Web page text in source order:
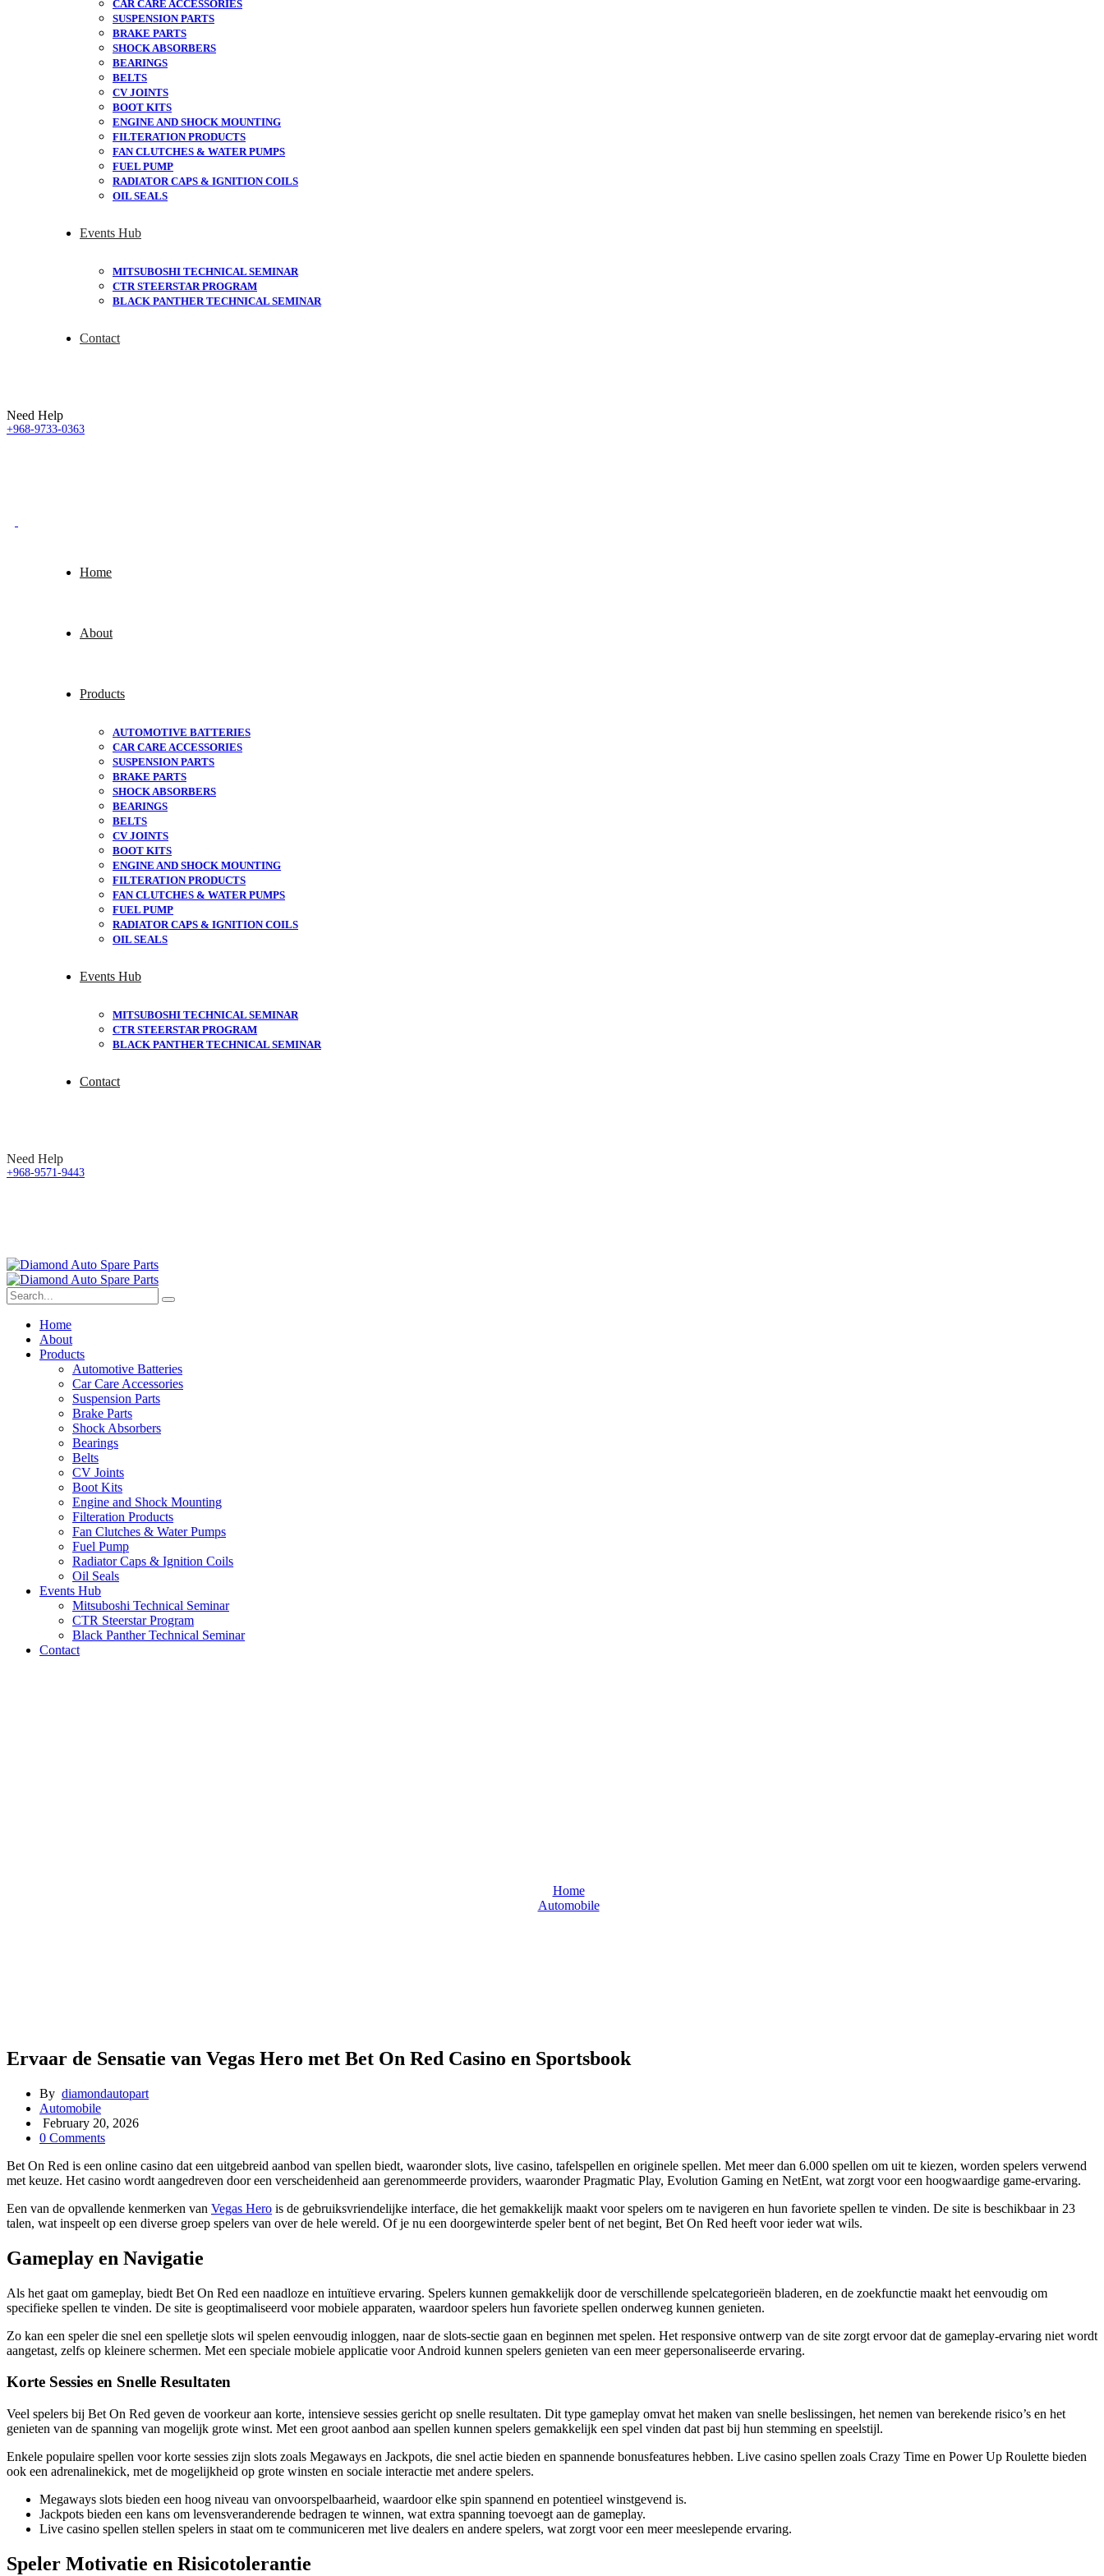
CAR CARE ACCESSORIES
SUSPENSION PARTS
BRAKE PARTS
SHOCK ABSORBERS
BEARINGS
BELTS
CV JOINTS
BOOT KITS
ENGINE AND SHOCK MOUNTING
FILTERATION PRODUCTS
FAN CLUTCHES & WATER PUMPS
FUEL PUMP
RADIATOR CAPS & IGNITION COILS
OIL SEALS
Events Hub
MITSUBOSHI TECHNICAL SEMINAR
CTR STEERSTAR PROGRAM
BLACK PANTHER TECHNICAL SEMINAR
Contact
Need Help
+968-9733-0363
Home
About
Products
AUTOMOTIVE BATTERIES
CAR CARE ACCESSORIES
SUSPENSION PARTS
BRAKE PARTS
SHOCK ABSORBERS
BEARINGS
BELTS
CV JOINTS
BOOT KITS
ENGINE AND SHOCK MOUNTING
FILTERATION PRODUCTS
FAN CLUTCHES & WATER PUMPS
FUEL PUMP
RADIATOR CAPS & IGNITION COILS
OIL SEALS
Events Hub
MITSUBOSHI TECHNICAL SEMINAR
CTR STEERSTAR PROGRAM
BLACK PANTHER TECHNICAL SEMINAR
Contact
Need Help
+968-9571-9443
Home
About
Products
Automotive Batteries
Car Care Accessories
Suspension Parts
Brake Parts
Shock Absorbers
Bearings
Belts
CV Joints
Boot Kits
Engine and Shock Mounting
Filteration Products
Fan Clutches & Water Pumps
Fuel Pump
Radiator Caps & Ignition Coils
Oil Seals
Events Hub
Mitsuboshi Technical Seminar
CTR Steerstar Program
Black Panther Technical Seminar
Contact
Home
Automobile
Ervaar de Sensatie van Vegas Hero met Bet On Red Casino en Sportsbook
By diamondautopart
Automobile
February 20, 2026
0 Comments
Bet On Red is een online casino dat een uitgebreid aanbod van spellen biedt, waaronder slots, live casino, tafelspellen en originele spellen. Met meer dan 6.000 spellen om uit te kiezen, worden spelers verwend
met keuze. Het casino wordt aangedreven door een verscheidenheid aan gerenommeerde providers, waaronder Pragmatic Play, Evolution Gaming en NetEnt, wat zorgt voor een hoogwaardige game-ervaring.
Een van de opvallende kenmerken van Vegas Hero is de gebruiksvriendelijke interface, die het gemakkelijk maakt voor spelers om te navigeren en hun favoriete spellen te vinden. De site is beschikbaar in 23
talen, wat inspeelt op een diverse groep spelers van over de hele wereld. Of je nu een doorgewinterde speler bent of net begint, Bet On Red heeft voor ieder wat wils.
Gameplay en Navigatie
Als het gaat om gameplay, biedt Bet On Red een naadloze en intuïtieve ervaring. Spelers kunnen gemakkelijk door de verschillende spelcategorieën bladeren, en de zoekfunctie maakt het eenvoudig om
specifieke spellen te vinden. De site is geoptimaliseerd voor mobiele apparaten, waardoor spelers hun favoriete spellen onderweg kunnen genieten.
Zo kan een speler die snel een spelletje slots wil spelen eenvoudig inloggen, naar de slots-sectie gaan en beginnen met spelen. Het responsive ontwerp van de site zorgt ervoor dat de gameplay-ervaring niet wordt
aangetast, zelfs op kleinere schermen. Met een speciale mobiele applicatie voor Android kunnen spelers genieten van een meer gepersonaliseerde ervaring.
Korte Sessies en Snelle Resultaten
Veel spelers bij Bet On Red geven de voorkeur aan korte, intensieve sessies gericht op snelle resultaten. Dit type gameplay omvat het maken van snelle beslissingen, het nemen van berekende risico’s en het
genieten van de spanning van mogelijk grote winst. Met een groot aanbod aan spellen kunnen spelers gemakkelijk een spel vinden dat past bij hun stemming en speelstijl.
Enkele populaire spellen voor korte sessies zijn slots zoals Megaways en Jackpots, die snel actie bieden en spannende bonusfeatures hebben. Live casino spellen zoals Crazy Time en Power Up Roulette bieden
ook een adrenalinekick, met de mogelijkheid op grote winsten en sociale interactie met andere spelers.
Megaways slots bieden een hoog niveau van onvoorspelbaarheid, waardoor elke spin spannend en potentieel winstgevend is.
Jackpots bieden een kans om levensveranderende bedragen te winnen, wat extra spanning toevoegt aan de gameplay.
Live casino spellen stellen spelers in staat om te communiceren met live dealers en andere spelers, wat zorgt voor een meer meeslepende ervaring.
Speler Motivatie en Risicotolerantie